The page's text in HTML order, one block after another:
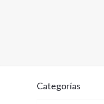
Categorías